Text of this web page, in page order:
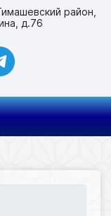
район,
д.76